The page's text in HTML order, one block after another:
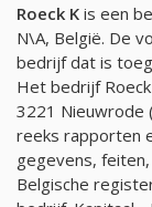
Roeck K is een
N\A, België. De
bedrijf dat is
Het bedrijf
3221 Nieuwrode
reeks rapporten
gegevens,
Belgische